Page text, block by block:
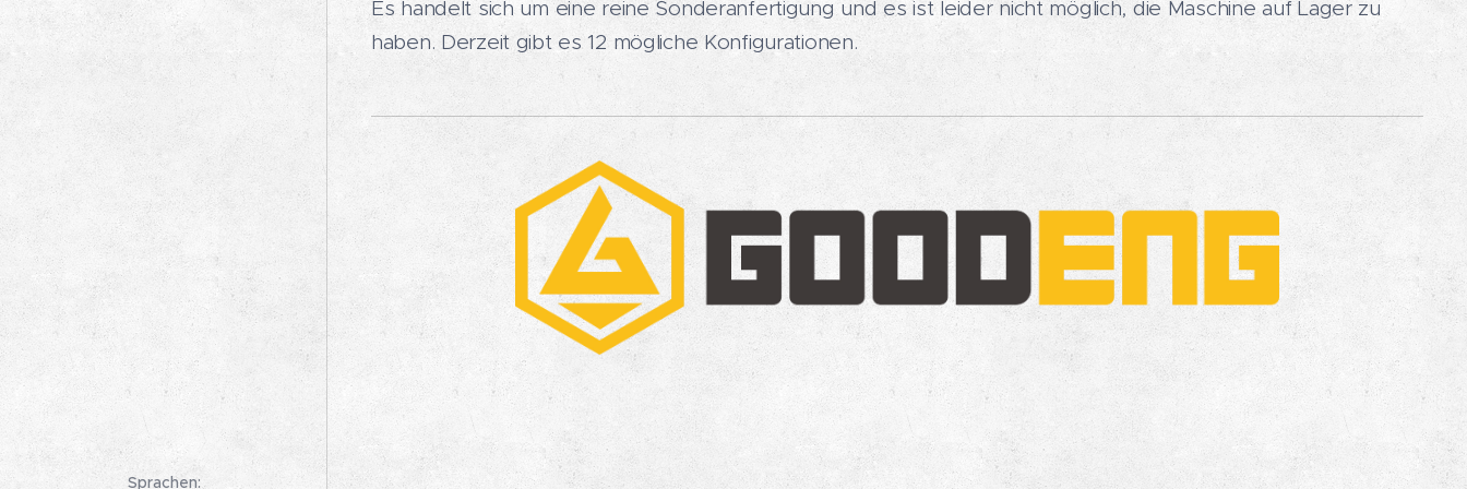
Es handelt sich um eine reine Sonderanfertigung und es ist leider nicht möglich, die Maschine auf Lager zu
haben. Derzeit gibt es 12 mögliche Konfigurationen.
Sprachen